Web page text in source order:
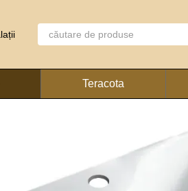
Teracota